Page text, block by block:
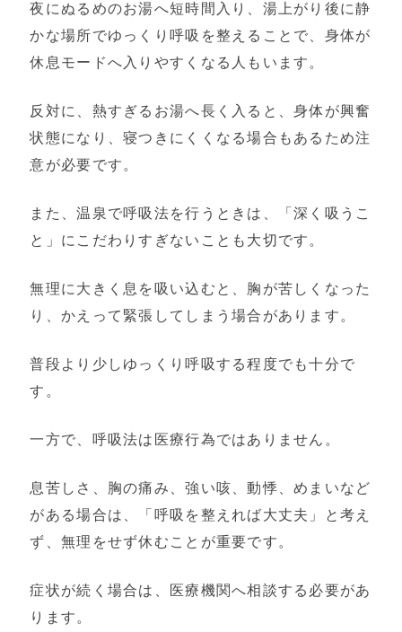
夜にぬるめのお湯へ短時間入り、湯上がり後に静
かな場所でゆっくり呼吸を整えることで、身体が
休息モードへ入りやすくなる人もいます。
反対に、熱すぎるお湯へ長く入ると、身体が興奮
状態になり、寝つきにくくなる場合もあるため注
意が必要です。
また、温泉で呼吸法を行うときは、「深く吸うこ
と」にこだわりすぎないことも大切です。
無理に大きく息を吸い込むと、胸が苦しくなった
り、かえって緊張してしまう場合があります。
普段より少しゆっくり呼吸する程度でも十分で
す。
一方で、呼吸法は医療行為ではありません。
息苦しさ、胸の痛み、強い咳、動悸、めまいなど
がある場合は、「呼吸を整えれば大丈夫」と考え
ず、無理をせず休むことが重要です。
症状が続く場合は、医療機関へ相談する必要があ
ります。